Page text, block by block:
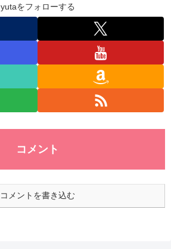
yutaをフォローする
コメント
コメントを書き込む